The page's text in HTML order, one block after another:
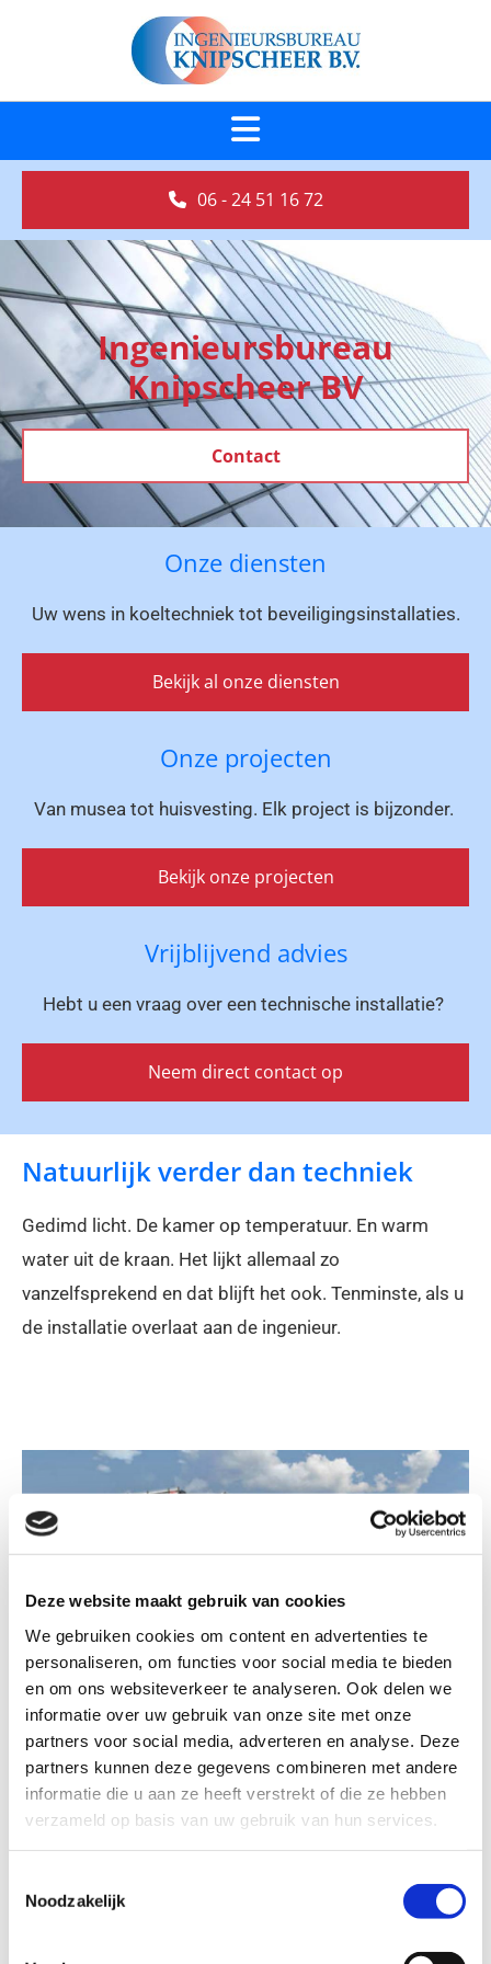
Deze website maakt gebruik van cookies
We gebruiken cookies om content en advertenties te
personaliseren, om functies voor social media te bieden
en om ons websiteverkeer te analyseren. Ook delen we
informatie over uw gebruik van onze site met onze
partners voor social media, adverteren en analyse. Deze
partners kunnen deze gegevens combineren met andere
informatie die u aan ze heeft verstrekt of die ze hebben
verzameld op basis van uw gebruik van hun services.
Noodzakelijk
06 - 24 51 16 72
Ingenieursbureau
Knipscheer BV
Contact
Onze diensten
Uw wens in koeltechniek tot beveiligingsinstallaties.
Bekijk al onze diensten
Onze projecten
Van musea tot huisvesting. Elk project is bijzonder.
Bekijk onze projecten
Vrijblijvend advies
Hebt u een vraag over een technische installatie?
Neem direct contact op
Natuurlijk verder dan techniek
Gedimd licht. De kamer op temperatuur. En warm
water uit de kraan. Het lijkt allemaal zo
vanzelfsprekend en dat blijft het ook. Tenminste, als u
de installatie overlaat aan de ingenieur.
Vertrouw op de techniek van
Ingenieursbureau Knipscheer
een integraal ontwerp. U krijgt advies en begeleiding